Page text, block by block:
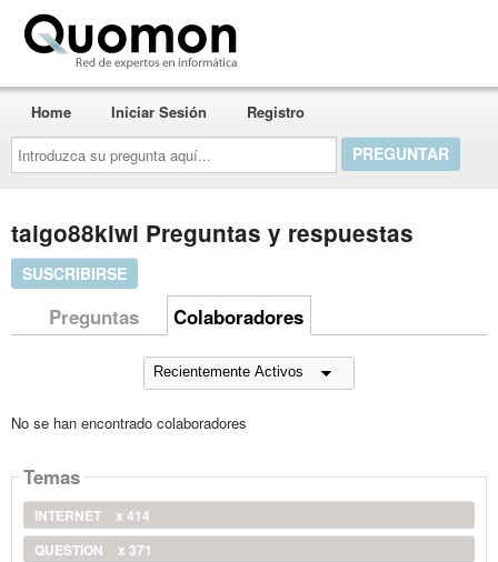
Introduzca
su
pregunta
aquí...
Home Iniciar Sesión Registro
taigo88kiwi Preguntas y respuestas
SUSCRIBIRSE
Preguntas Colaboradores
No se han encontrado colaboradores
Temas
INTERNET
x 414
QUESTION
x 371